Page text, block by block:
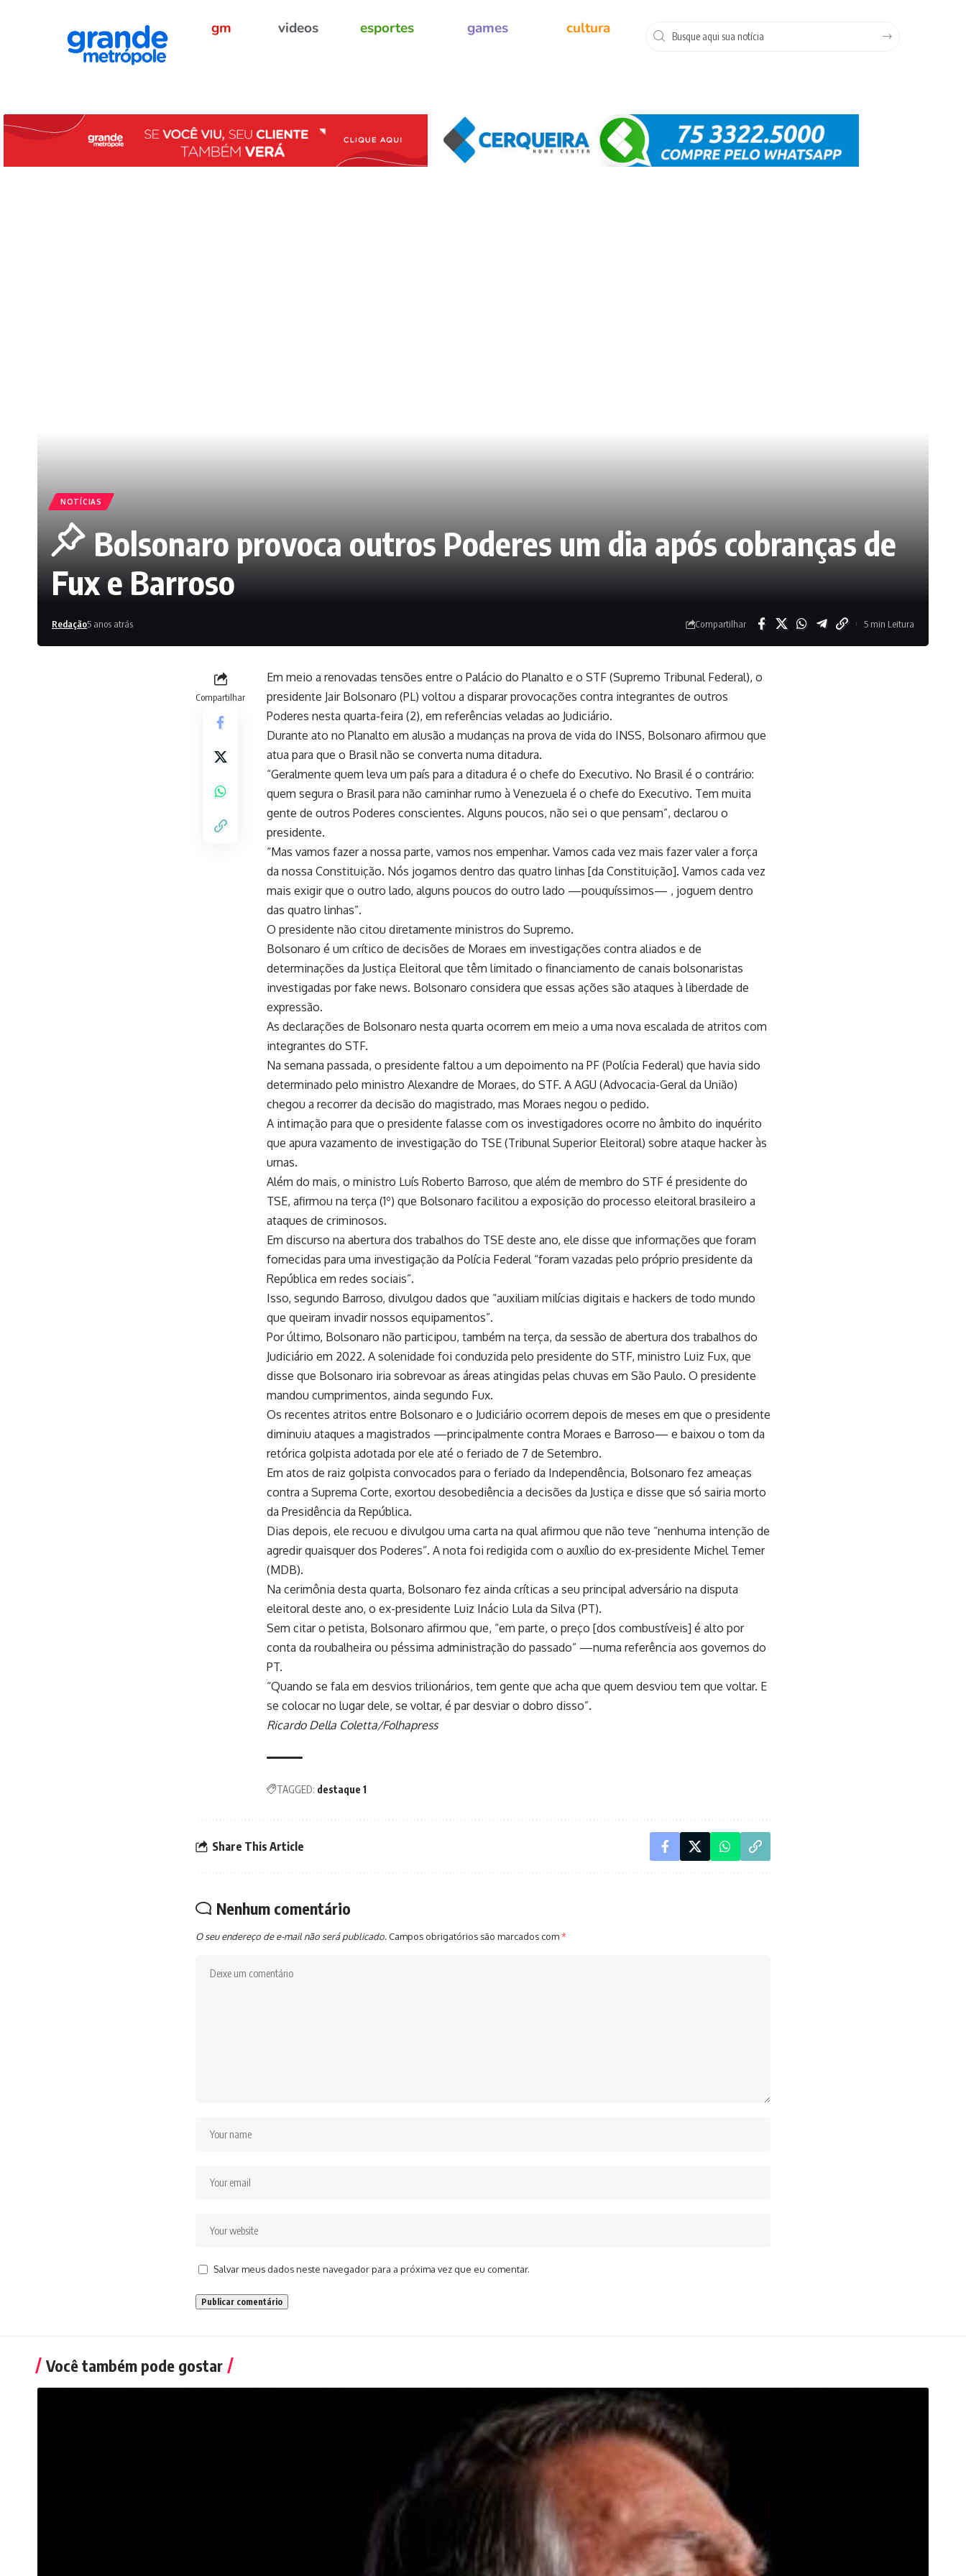
gm videos esportes games cultura
NOTÍCIAS
Bolsonaro provoca outros Poderes um dia após cobranças de
Fux e Barroso
Redação5 anos atrás Compartilhar 5 min Leitura
Compartilhar
Em meio a renovadas tensões entre o Palácio do Planalto e o STF (Supremo Tribunal Federal), o
presidente Jair Bolsonaro (PL) voltou a disparar provocações contra integrantes de outros
Poderes nesta quarta-feira (2), em referências veladas ao Judiciário.
Durante ato no Planalto em alusão a mudanças na prova de vida do INSS, Bolsonaro afirmou que
atua para que o Brasil não se converta numa ditadura.
“Geralmente quem leva um país para a ditadura é o chefe do Executivo. No Brasil é o contrário:
quem segura o Brasil para não caminhar rumo à Venezuela é o chefe do Executivo. Tem muita
gente de outros Poderes conscientes. Alguns poucos, não sei o que pensam”, declarou o
presidente.
“Mas vamos fazer a nossa parte, vamos nos empenhar. Vamos cada vez mais fazer valer a força
da nossa Constituição. Nós jogamos dentro das quatro linhas [da Constituição]. Vamos cada vez
mais exigir que o outro lado, alguns poucos do outro lado —pouquíssimos— , joguem dentro
das quatro linhas”.
O presidente não citou diretamente ministros do Supremo.
Bolsonaro é um crítico de decisões de Moraes em investigações contra aliados e de
determinações da Justiça Eleitoral que têm limitado o financiamento de canais bolsonaristas
investigadas por fake news. Bolsonaro considera que essas ações são ataques à liberdade de
expressão.
As declarações de Bolsonaro nesta quarta ocorrem em meio a uma nova escalada de atritos com
integrantes do STF.
Na semana passada, o presidente faltou a um depoimento na PF (Polícia Federal) que havia sido
determinado pelo ministro Alexandre de Moraes, do STF. A AGU (Advocacia-Geral da União)
chegou a recorrer da decisão do magistrado, mas Moraes negou o pedido.
A intimação para que o presidente falasse com os investigadores ocorre no âmbito do inquérito
que apura vazamento de investigação do TSE (Tribunal Superior Eleitoral) sobre ataque hacker às
urnas.
Além do mais, o ministro Luís Roberto Barroso, que além de membro do STF é presidente do
TSE, afirmou na terça (1º) que Bolsonaro facilitou a exposição do processo eleitoral brasileiro a
ataques de criminosos.
Em discurso na abertura dos trabalhos do TSE deste ano, ele disse que informações que foram
fornecidas para uma investigação da Polícia Federal “foram vazadas pelo próprio presidente da
República em redes sociais”.
Isso, segundo Barroso, divulgou dados que “auxiliam milícias digitais e hackers de todo mundo
que queiram invadir nossos equipamentos”.
Por último, Bolsonaro não participou, também na terça, da sessão de abertura dos trabalhos do
Judiciário em 2022. A solenidade foi conduzida pelo presidente do STF, ministro Luiz Fux, que
disse que Bolsonaro iria sobrevoar as áreas atingidas pelas chuvas em São Paulo. O presidente
mandou cumprimentos, ainda segundo Fux.
Os recentes atritos entre Bolsonaro e o Judiciário ocorrem depois de meses em que o presidente
diminuiu ataques a magistrados —principalmente contra Moraes e Barroso— e baixou o tom da
retórica golpista adotada por ele até o feriado de 7 de Setembro.
Em atos de raiz golpista convocados para o feriado da Independência, Bolsonaro fez ameaças
contra a Suprema Corte, exortou desobediência a decisões da Justiça e disse que só sairia morto
da Presidência da República.
Dias depois, ele recuou e divulgou uma carta na qual afirmou que não teve “nenhuma intenção de
agredir quaisquer dos Poderes”. A nota foi redigida com o auxílio do ex-presidente Michel Temer
(MDB).
Na cerimônia desta quarta, Bolsonaro fez ainda críticas a seu principal adversário na disputa
eleitoral deste ano, o ex-presidente Luiz Inácio Lula da Silva (PT).
Sem citar o petista, Bolsonaro afirmou que, “em parte, o preço [dos combustíveis] é alto por
conta da roubalheira ou péssima administração do passado” —numa referência aos governos do
PT.
“Quando se fala em desvios trilionários, tem gente que acha que quem desviou tem que voltar. E
se colocar no lugar dele, se voltar, é par desviar o dobro disso”.
Ricardo Della Coletta/Folhapress
TAGGED: destaque 1
Share This Article
Nenhum comentário
O seu endereço de e-mail não será publicado. Campos obrigatórios são marcados com*
Salvar meus dados neste navegador para a próxima vez que eu comentar.
Você também pode gostar